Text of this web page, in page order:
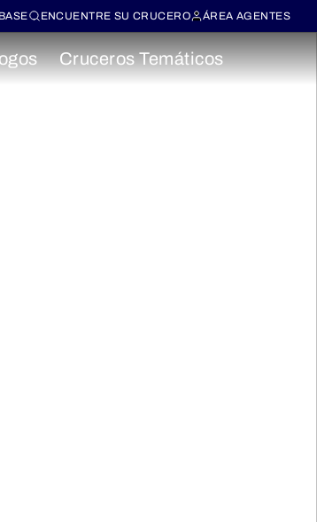
ENCUENTRE SU CRUCERO ÁREA AGENTES
Cruceros Temáticos